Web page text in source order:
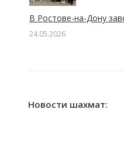
В Ростове-на-Дону
24.05.2026
Новости шахмат: